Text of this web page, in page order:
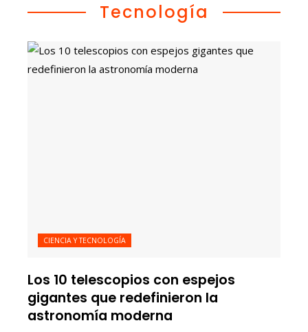
Tecnología
CIENCIA Y TECNOLOGÍA
Los 10 telescopios con espejos
gigantes que redefinieron la
astronomía moderna